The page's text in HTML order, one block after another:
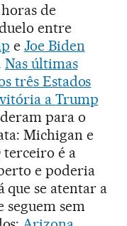
de
entre
e Joe Biden
Nas últimas
três Estados
a Trump
para o
Michigan e
terceiro é a
e poderia
que se atentar a
sem